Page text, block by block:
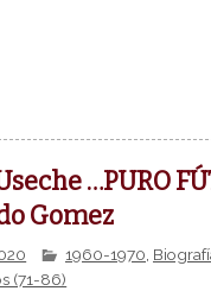
…PURO
Gomez
1960-1970
(71-86)